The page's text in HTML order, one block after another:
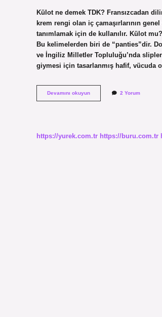
Külot ne demek TDK? Fransızcadan
krem ​​rengi olan iç çamaşırlarının
tanımlamak için de kullanılır. Külot
Bu kelimelerden biri de “panties”dir.
ve İngiliz Milletler Topluluğu’nda slipler
giymesi için tasarlanmış hafif, vücuda
Devamını okuyunKülot
Nasıl
2 Yorum
https://yurek.com.tr https://buru.com.tr